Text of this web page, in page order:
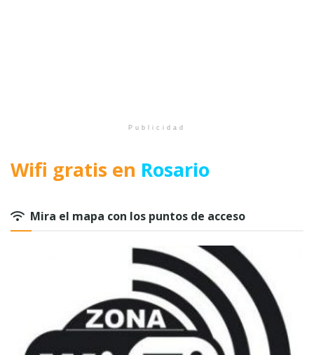
Publicidad
Wifi gratis en Rosario
Mira el mapa con los puntos de acceso